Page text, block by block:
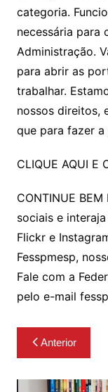
categoria.
necessária para
Administração.
para abrir as
trabalhar.
nossos direitos,
que para fazer a
CLIQUE AQUI E
CONTINUE
sociais e
Flickr e
Fesspmesp,
Fale com a
pelo e-mail
Navegação
de
Post
Anterior